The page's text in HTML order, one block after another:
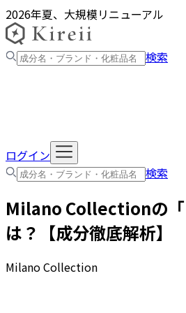
2026年夏、大規模リニューアル
検索
ログイン
検索
Milano Collectionの「
は？【成分徹底解析】
Milano Collection